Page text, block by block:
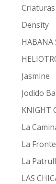
Criaturas
Density
HABANA
Jasmine
Jodido
KNIGHT
La
La
La
LAS